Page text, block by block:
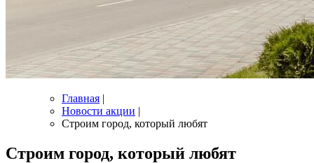
Главная |
Новости акции |
Строим город, который любят
Строим город, который любят